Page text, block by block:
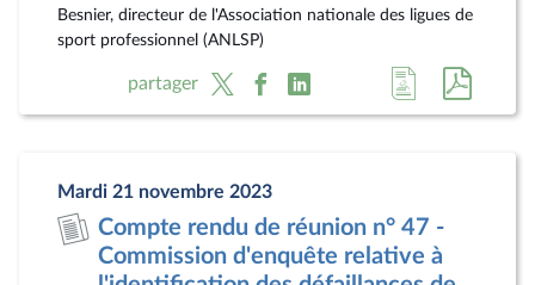
Besnier, directeur de l'Association nationale des ligues de
sport professionnel (ANLSP)
partager
Accéder
à
document
au
pdf
Mardi 21 novembre 2023
Compte rendu de réunion n° 47 -
Commission d'enquête relative à